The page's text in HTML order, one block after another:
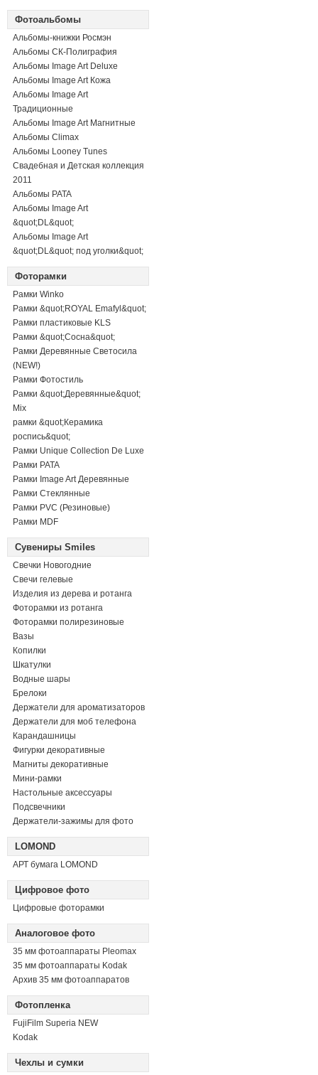
Фотоальбомы
Альбомы-книжки Росмэн
Альбомы СК-Полиграфия
Альбомы Image Art Deluxe
Альбомы Image Art Кожа
Альбомы Image Art
Традиционные
Альбомы Image Art Магнитные
Альбомы Climax
Альбомы Looney Tunes
Свадебная и Детская коллекция
2011
Альбомы PATA
Альбомы Image Art
&quot;DL&quot;
Альбомы Image Art
&quot;DL&quot; под уголки&quot;
Фоторамки
Рамки Winko
Рамки &quot;ROYAL Emafyl&quot;
Рамки пластиковые KLS
Рамки &quot;Сосна&quot;
Рамки Деревянные Светосила
(NEW!)
Рамки Фотостиль
Рамки &quot;Деревянные&quot;
Mix
рамки &quot;Керамика
роспись&quot;
Рамки Unique Collection De Luxe
Рамки PATA
Рамки Image Art Деревянные
Рамки Стеклянные
Рамки PVC (Резиновые)
Рамки MDF
Сувениры Smiles
Свечки Новогодние
Свечи гелевые
Изделия из дерева и ротанга
Фоторамки из ротанга
Фоторамки полирезиновые
Вазы
Копилки
Шкатулки
Водные шары
Брелоки
Держатели для ароматизаторов
Держатели для моб телефона
Карандашницы
Фигурки декоративные
Магниты декоративные
Мини-рамки
Настольные аксессуары
Подсвечники
Держатели-зажимы для фото
LOMOND
АРТ бумага LOMOND
Цифровое фото
Цифровые фоторамки
Аналоговое фото
35 мм фотоаппараты Pleomax
35 мм фотоаппараты Kodak
Архив 35 мм фотоаппаратов
Фотопленка
FujiFilm Superia NEW
Kodak
Чехлы и сумки